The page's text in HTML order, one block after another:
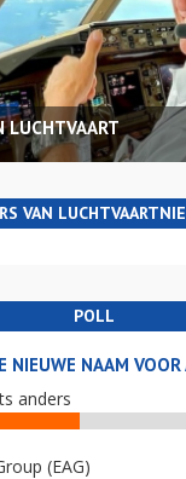
LUCHTVAART
VAN
POLL
NIEUWE NAAM
anders
(EAG)